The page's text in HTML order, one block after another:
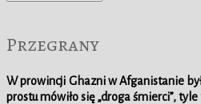
Przegrany
W prowincji Ghazni w Afganistanie
prostu mówiło się „droga śmierci”,